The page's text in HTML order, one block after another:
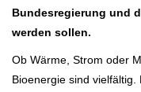
Bundesregierung und
werden sollen.
Ob Wärme, Strom oder
Bioenergie sind